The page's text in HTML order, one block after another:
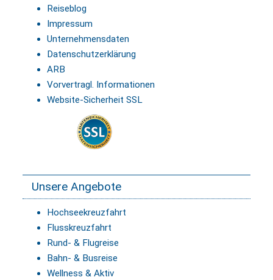
Reiseblog
Impressum
Unternehmensdaten
Datenschutzerklärung
ARB
Vorvertragl. Informationen
Website-Sicherheit SSL
Unsere Angebote
Hochseekreuzfahrt
Flusskreuzfahrt
Rund- & Flugreise
Bahn- & Busreise
Wellness & Aktiv